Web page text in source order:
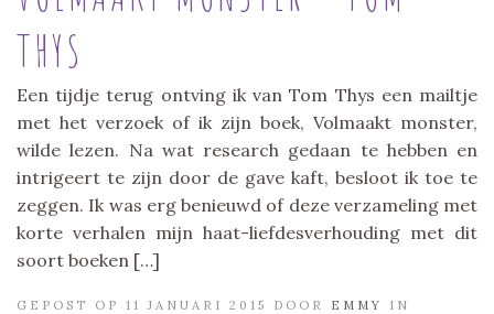
THYS
Een tijdje terug ontving ik van Tom Thys een mailtje
met het verzoek of ik zijn boek, Volmaakt monster,
wilde lezen. Na wat research gedaan te hebben en
intrigeert te zijn door de gave kaft, besloot ik toe te
zeggen. Ik was erg benieuwd of deze verzameling met
korte verhalen mijn haat-liefdesverhouding met dit
soort boeken […]
GEPOST OP 11 JANUARI 2015 DOOR EMMY
IN